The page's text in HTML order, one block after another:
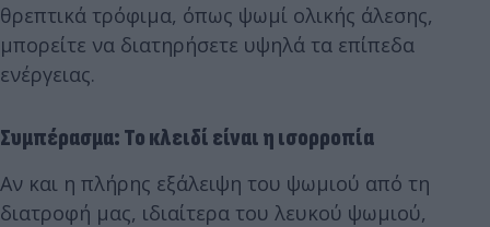
θρεπτικά τρόφιμα, όπως ψωμί ολικής άλεσης,
μπορείτε να διατηρήσετε υψηλά τα επίπεδα
ενέργειας.
Συμπέρασμα: Το κλειδί είναι η ισορροπία
Αν και η πλήρης εξάλειψη του ψωμιού από τη
διατροφή μας, ιδιαίτερα του λευκού ψωμιού,